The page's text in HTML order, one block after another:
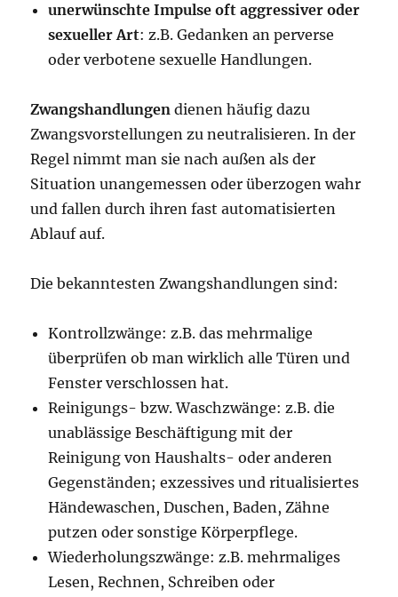
unerwünschte Impulse oft aggressiver oder
sexueller Art: z.B. Gedanken an perverse
oder verbotene sexuelle Handlungen.
Zwangshandlungen dienen häufig dazu
Zwangsvorstellungen zu neutralisieren. In der
Regel nimmt man sie nach außen als der
Situation unangemessen oder überzogen wahr
und fallen durch ihren fast automatisierten
Ablauf auf.
Die bekanntesten Zwangshandlungen sind:
Kontrollzwänge: z.B. das mehrmalige
überprüfen ob man wirklich alle Türen und
Fenster verschlossen hat.
Reinigungs- bzw. Waschzwänge: z.B. die
unablässige Beschäftigung mit der
Reinigung von Haushalts- oder anderen
Gegenständen; exzessives und ritualisiertes
Händewaschen, Duschen, Baden, Zähne
putzen oder sonstige Körperpflege.
Wiederholungszwänge: z.B. mehrmaliges
Lesen, Rechnen, Schreiben oder